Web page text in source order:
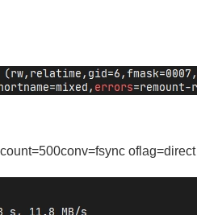
oflag=direct